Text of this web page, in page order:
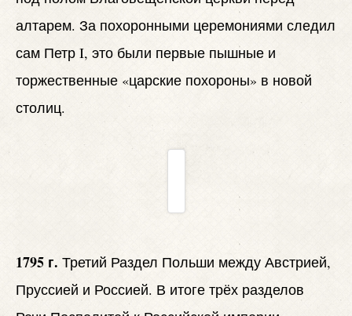
алтарем. За похоронными церемониями следил
сам Петр I, это были первые пышные и
торжественные «царские похороны» в новой
столиц.
1795 г. Третий Раздел Польши между Австрией,
Пруссией и Россией. В итоге трёх разделов